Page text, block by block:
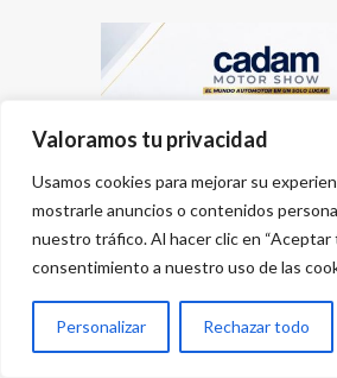
Valoramos tu privacidad
Usamos cookies para mejorar su
mostrarle anuncios o contenidos
nuestro tráfico. Al hacer clic en “Aceptar
consentimiento a nuestro uso de las
Personalizar Rechazar todo